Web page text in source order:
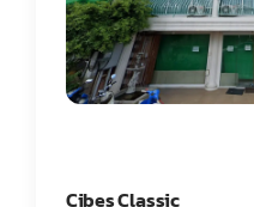
Cibes Classic